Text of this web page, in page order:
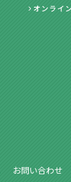
オンライ
お問い合わせ